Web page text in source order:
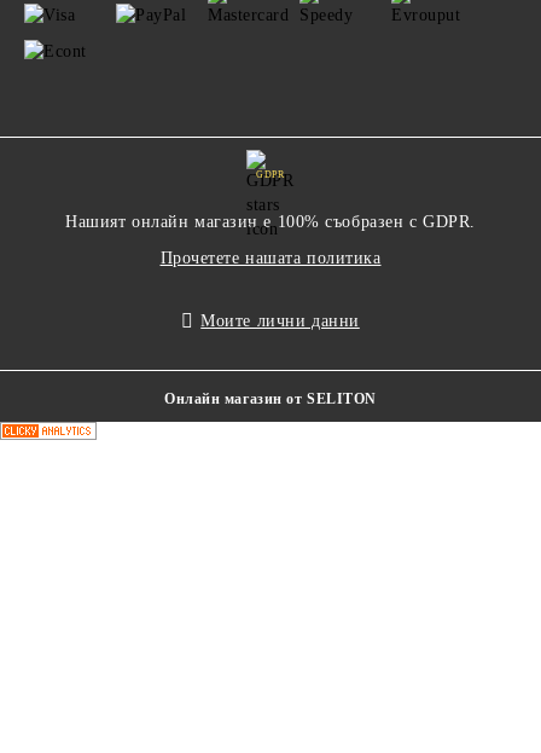
GDPR
Нашият онлайн магазин е 100% съобразен с GDPR.
Прочетете нашата политика
Моите лични данни
Онлайн магазин от SELITON